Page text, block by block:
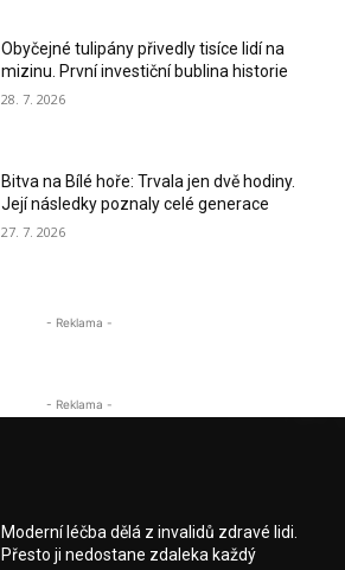
Obyčejné tulipány přivedly tisíce lidí na
mizinu. První investiční bublina historie
28. 7. 2026
Bitva na Bílé hoře: Trvala jen dvě hodiny.
Její následky poznaly celé generace
27. 7. 2026
- Reklama -
- Reklama -
Moderní léčba dělá z invalidů zdravé lidi.
Přesto ji nedostane zdaleka každý